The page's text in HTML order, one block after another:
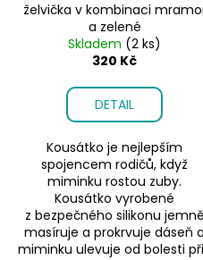
želvička v kombinaci
a zelené
Skladem (2 ks)
320 Kč
DETAIL
Kousátko je nejlepším
spojencem rodičů, když
miminku rostou zuby.
Kousátko vyrobené
z bezpečného silikonu jemně
masíruje a prokrvuje dáseň a
miminku ulevuje od bolesti